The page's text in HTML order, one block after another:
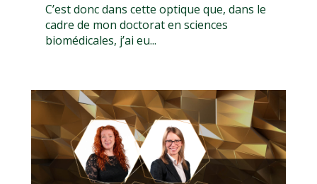
C’est donc dans cette optique que, dans le
cadre de mon doctorat en sciences
biomédicales, j’ai eu...